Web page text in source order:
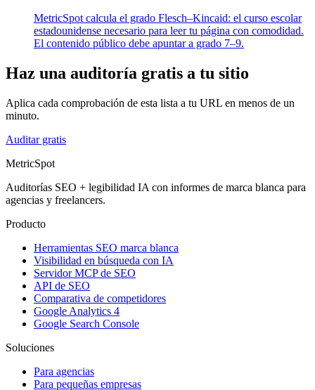
MetricSpot calcula el grado Flesch–Kincaid: el curso escolar
estadounidense necesario para leer tu página con comodidad.
El contenido público debe apuntar a grado 7–9.
Haz una auditoría gratis a tu sitio
Aplica cada comprobación de esta lista a tu URL en menos de un
minuto.
Auditar gratis
MetricSpot
Auditorías SEO + legibilidad IA con informes de marca blanca para
agencias y freelancers.
Producto
Herramientas SEO marca blanca
Visibilidad en búsqueda con IA
Servidor MCP de SEO
API de SEO
Comparativa de competidores
Google Analytics 4
Google Search Console
Soluciones
Para agencias
Para pequeñas empresas